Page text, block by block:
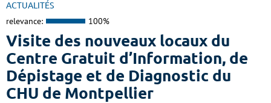
ACTUALITÉS
relevance: 100%
Visite des nouveaux locaux du
Centre Gratuit d’Information, de
Dépistage et de Diagnostic du
CHU de Montpellier